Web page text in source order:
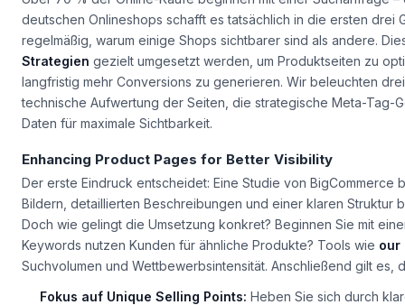
Über 70 % der Online-Käufe beginnen mit einer Suchanfrage
deutschen Onlineshops schafft es tatsächlich in die ersten drei
regelmäßig, warum einige Shops sichtbarer sind als andere.
Strategiengezielt umgesetzt werden, um Produktseiten zu
langfristig mehr Conversions zu generieren. Wir beleuchten
technische Aufwertung der Seiten, die strategische Meta-Tag-
Enhancing Product Pages for Better Visibility
Der erste Eindruck entscheidet: Eine Studie von
Bildern, detaillierten Beschreibungen und einer klaren Struktur
Doch wie gelingt die Umsetzung konkret? Beginnen Sie mit
Keywords nutzen Kunden für ähnliche Produkte? Tools wieour
Suchvolumen und Wettbewerbsintensität. Anschließend gilt es,